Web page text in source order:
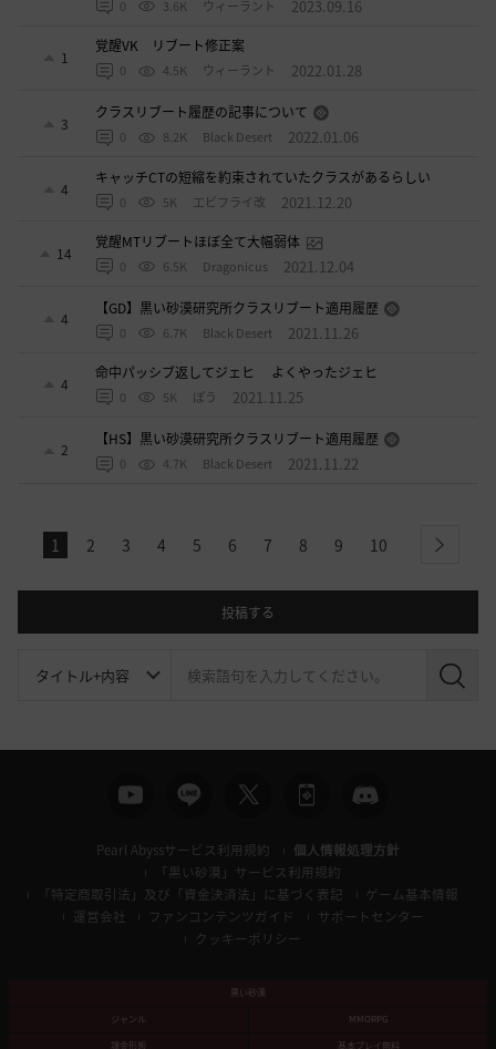
0 3.6K ウィーラント 2023.09.16
1
覚醒VK リブート修正案
0 4.5K ウィーラント 2022.01.28
3
クラスリブート履歴の記事について
0 8.2K Black Desert 2022.01.06
4
キャッチCTの短縮を約束されていたクラスがあるらしい
0 5K エビフライ改 2021.12.20
14
覚醒MTリブートほぼ全て大幅弱体
0 6.5K Dragonicus 2021.12.04
4
【GD】黒い砂漠研究所クラスリブート適用履歴
0 6.7K Black Desert 2021.11.26
4
命中パッシブ返してジェヒ よくやったジェヒ
0 5K ぽう 2021.11.25
2
【HS】黒い砂漠研究所クラスリブート適用履歴
0 4.7K Black Desert 2021.11.22
1 2 3 4 5 6 7 8 9 10 next
投稿する
検
Pearl Abyssサービス利用規約
個人情報処理方針
「黒い砂漠」サービス利用規約
「特定商取引法」及び「資金決済法」に基づく表記
ゲーム基本情報
運営会社
ファンコンテンツガイド
サポートセンター
クッキーポリシー
黒い砂漠
ジャンル
MMORPG
課金形態
基本プレイ無料